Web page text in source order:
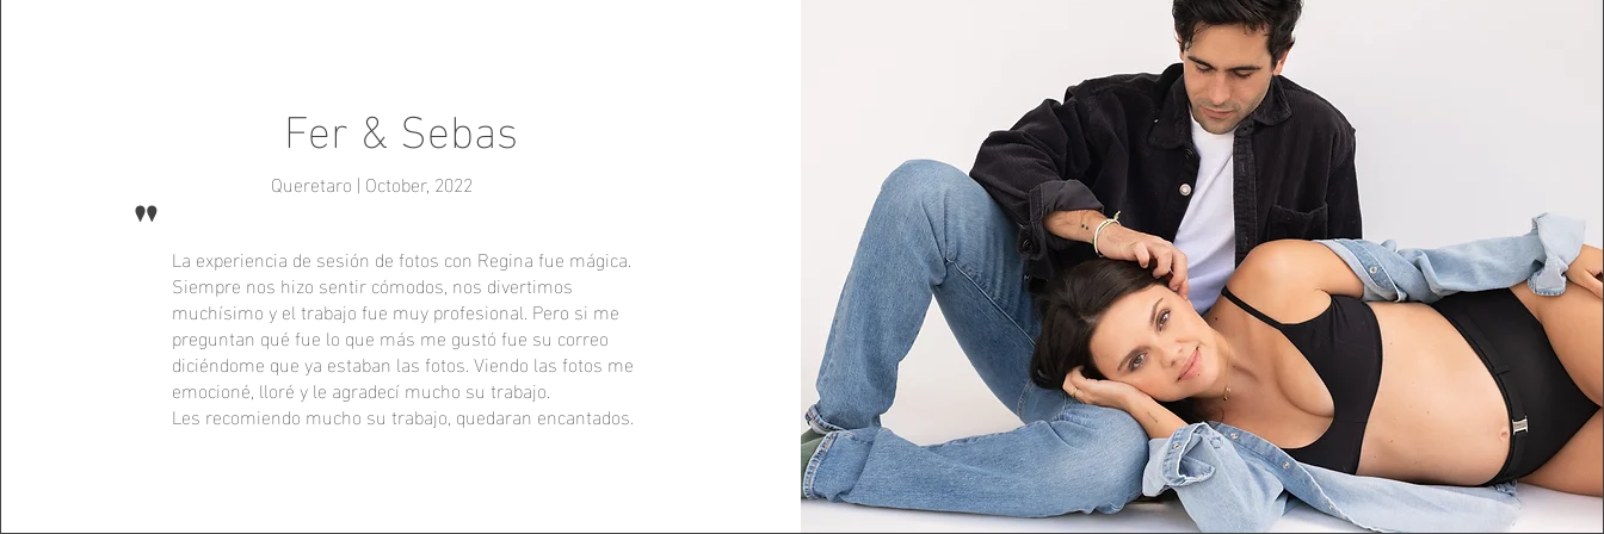
Fer & Sebas
Queretaro | October, 2022
La experiencia de sesión de fotos con Regina fue mágica.
Siempre nos hizo sentir cómodos, nos divertimos
muchísimo y el trabajo fue muy profesional. Pero si me
preguntan qué fue lo que más me gustó fue su correo
diciéndome que ya estaban las fotos. Viendo las fotos me
emocioné, lloré y le agradecí mucho su trabajo.
Les recomiendo mucho su trabajo, quedaran encantados.
"